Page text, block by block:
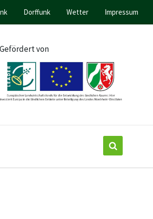
Dorffunk Wetter Impressum
Gefördert von